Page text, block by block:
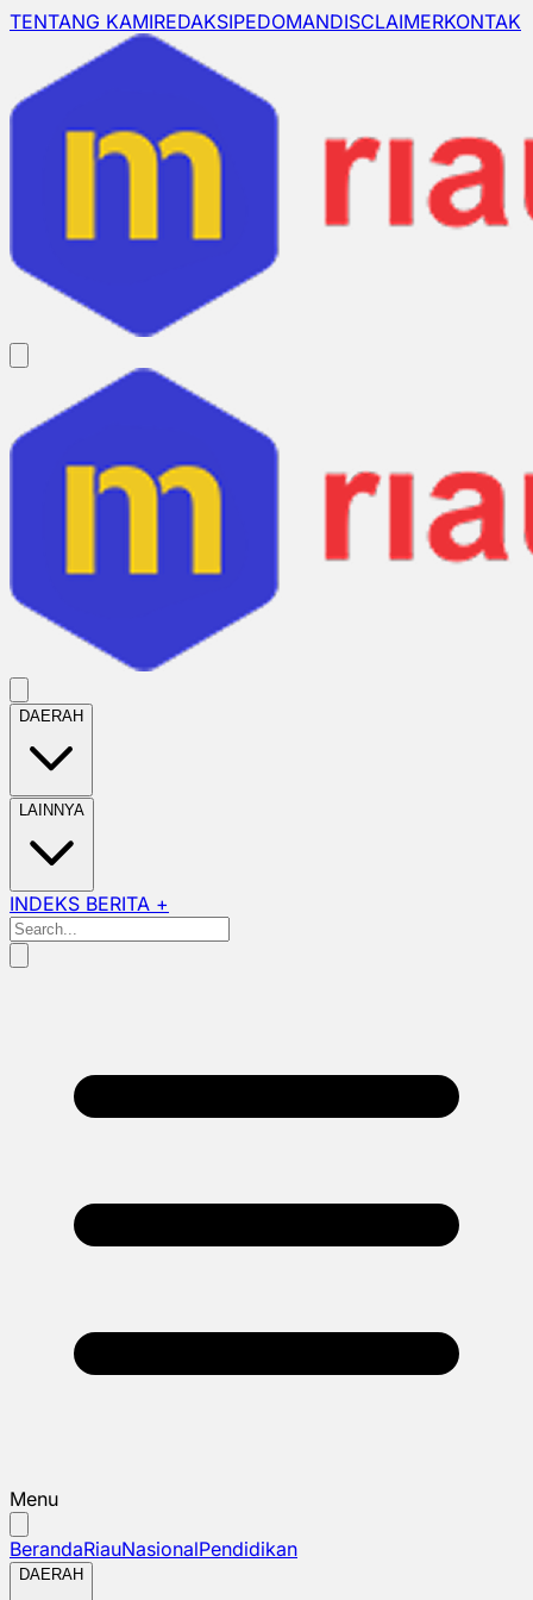
TENTANG KAMIREDAKSIPEDOMANDISCLAIMERKONTAK
DAERAH
LAINNYA
INDEKS BERITA +
Menu
BerandaRiauNasionalPendidikan
DAERAH